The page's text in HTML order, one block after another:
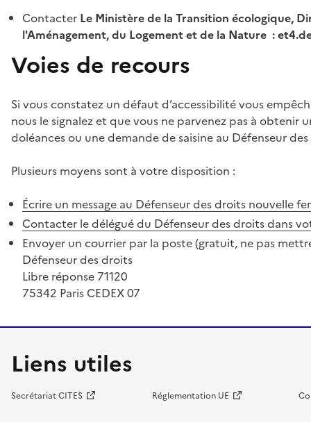
Contacter Le Ministère de la Transition écologique,
l'Aménagement, du Logement et de la Nature :
Voies de recours
Si vous constatez un défaut d’accessibilité vous
nous le signalez et que vous ne parvenez pas à
doléances ou une demande de saisine au Défenseur
Plusieurs moyens sont à votre disposition :
Écrire un message au Défenseur des droits nouvelle
Contacter le délégué du Défenseur des droits dans
Envoyer un courrier par la poste (gratuit, ne pas
Défenseur des droits
Libre réponse 71120
75342 Paris CEDEX 07
Liens utiles
Secrétariat CITES Réglementation UE